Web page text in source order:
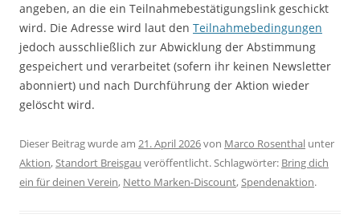
angeben, an die ein Teilnahmebestätigungslink geschickt
wird. Die Adresse wird laut den Teilnahmebedingungen
jedoch ausschließlich zur Abwicklung der Abstimmung
gespeichert und verarbeitet (sofern ihr keinen Newsletter
abonniert) und nach Durchführung der Aktion wieder
gelöscht wird.
Dieser Beitrag wurde am 21. April 2026von Marco Rosenthal unter
Aktion,Standort Breisgau veröffentlicht. Schlagwörter: Bring dich
ein für deinen Verein, Netto Marken-Discount,Spendenaktion.